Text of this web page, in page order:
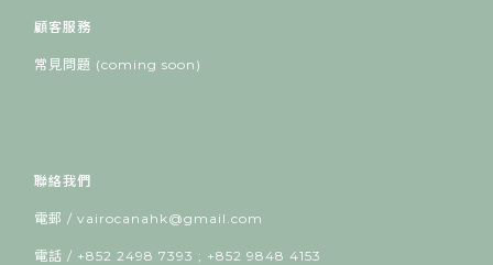
顧客服務
常見問題 (coming soon)
聯絡我們
電郵 / vairocanahk@gmail.com
電話 / +852 2498 7393 ; +852 9848 4153